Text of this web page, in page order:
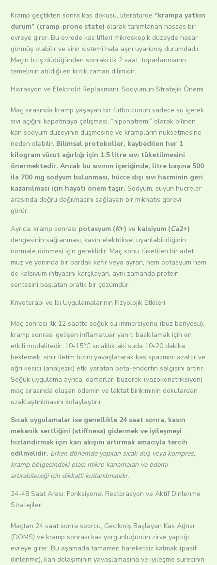
Kramp geçtikten sonra kas dokusu, literatürde “krampa yatkın
durum” (cramp-prone state) olarak tanımlanan hassas bir
evreye girer. Bu evrede kas lifleri mikroskopik düzeyde hasar
görmüş olabilir ve sinir sistemi hala aşırı uyarılmış durumdadır.
Maçın bitiş düdüğünden sonraki ilk 2 saat, toparlanmanın
temelinin atıldığı en kritik zaman dilimidir.
Hidrasyon ve Elektrolit Replasmanı: Sodyumun Stratejik Önemi
Maç sırasında kramp yaşayan bir futbolcunun sadece su içerek
sıvı açığını kapatmaya çalışması, “hiponatremi” olarak bilinen
kan sodyum düzeyinin düşmesine ve krampların nüksetmesine
neden olabilir. Bilimsel protokoller, kaybedilen her 1
kilogram vücut ağırlığı için 1.5 litre sıvı tüketilmesini
önermektedir. Ancak bu sıvının içeriğinde, litre başına 500
ila 700 mg sodyum bulunması, hücre dışı sıvı hacminin geri
kazanılması için hayati önem taşır. Sodyum, suyun hücreler
arasında doğru dağılmasını sağlayan bir mıknatıs görevi
görür.
Ayrıca, kramp sonrası potasyum (K+) ve kalsiyum (Ca2+)
dengesinin sağlanması, kasın elektriksel uyarılabilirliğinin
normale dönmesi için gereklidir. Maç sonu tüketilen bir adet
muz ve yanında bir bardak kefir veya ayran, hem potasyum hem
de kalsiyum ihtiyacını karşılayan, aynı zamanda protein
sentezini başlatan pratik bir çözümdür.
Kriyoterapi ve Isı Uygulamalarının Fizyolojik Etkileri
Maç sonrası ilk 12 saatte soğuk su immersiyonu (buz banyosu),
kramp sonrası gelişen inflamatuar yanıtı baskılamak için en
etkili modalitedir. 10-15°C sıcaklıktaki suda 10-20 dakika
beklemek, sinir iletim hızını yavaşlatarak kas spazmını azaltır ve
ağrı kesici (analjezik) etki yaratan beta-endorfin salgısını artırır.
Soğuk uygulama ayrıca, damarları büzerek (vazokonstriksiyon)
maç sırasında oluşan ödemin ve laktat birikiminin dokulardan
uzaklaştırılmasını kolaylaştırır.
Sıcak uygulamalar ise genellikle 24 saat sonra, kasın
mekanik sertliğini (stiffness) gidermek ve iyileşmeyi
hızlandırmak için kan akışını artırmak amacıyla tercih
edilmelidir. Erken dönemde yapılan sıcak duş veya kompres,
kramp bölgesindeki olası mikro kanamaları ve ödemi
artırabileceği için dikkatli kullanılmalıdır.
24-48 Saat Arası: Fonksiyonel Restorasyon ve Aktif Dinlenme
Stratejileri
Maçtan 24 saat sonra sporcu, Gecikmiş Başlayan Kas Ağrısı
(DOMS) ve kramp sonrası kas yorgunluğunun zirve yaptığı
evreye girer. Bu aşamada tamamen hareketsiz kalmak (pasif
dinlenme), kan dolaşımının yavaşlamasına ve iyileşme sürecinin